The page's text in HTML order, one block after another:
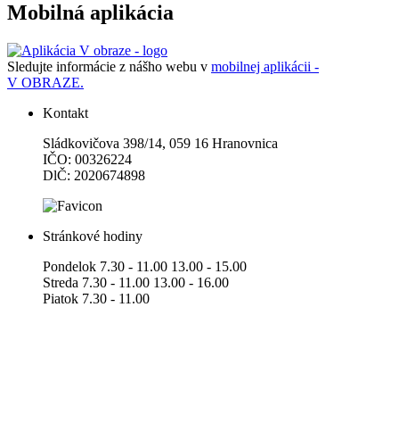
Mobilná aplikácia
Sledujte informácie z nášho webu v mobilnej aplikácii -
V OBRAZE.
Kontakt
Sládkovičova 398/14, 059 16 Hranovnica
IČO: 00326224
DlČ: 2020674898
Stránkové hodiny
Pondelok 7.30 - 11.00 13.00 - 15.00
Streda 7.30 - 11.00 13.00 - 16.00
Piatok 7.30 - 11.00